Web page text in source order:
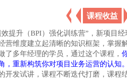
课程收益
提升（BPI）强化训练营”，新项目
营维度建立起清晰的知识框架，掌握
了多年经理的学员，通过这个课程，
，重新构筑你对项目业务运营的认知
开发试讲，课程不断迭代打磨，课程